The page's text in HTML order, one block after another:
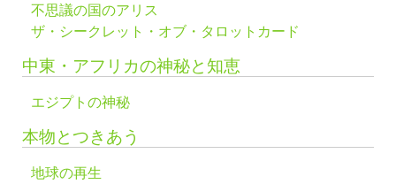
不思議の国のアリス
ザ・シークレット・オブ・タロットカード
中東・アフリカの神秘と知恵
エジプトの神秘
本物とつきあう
地球の再生